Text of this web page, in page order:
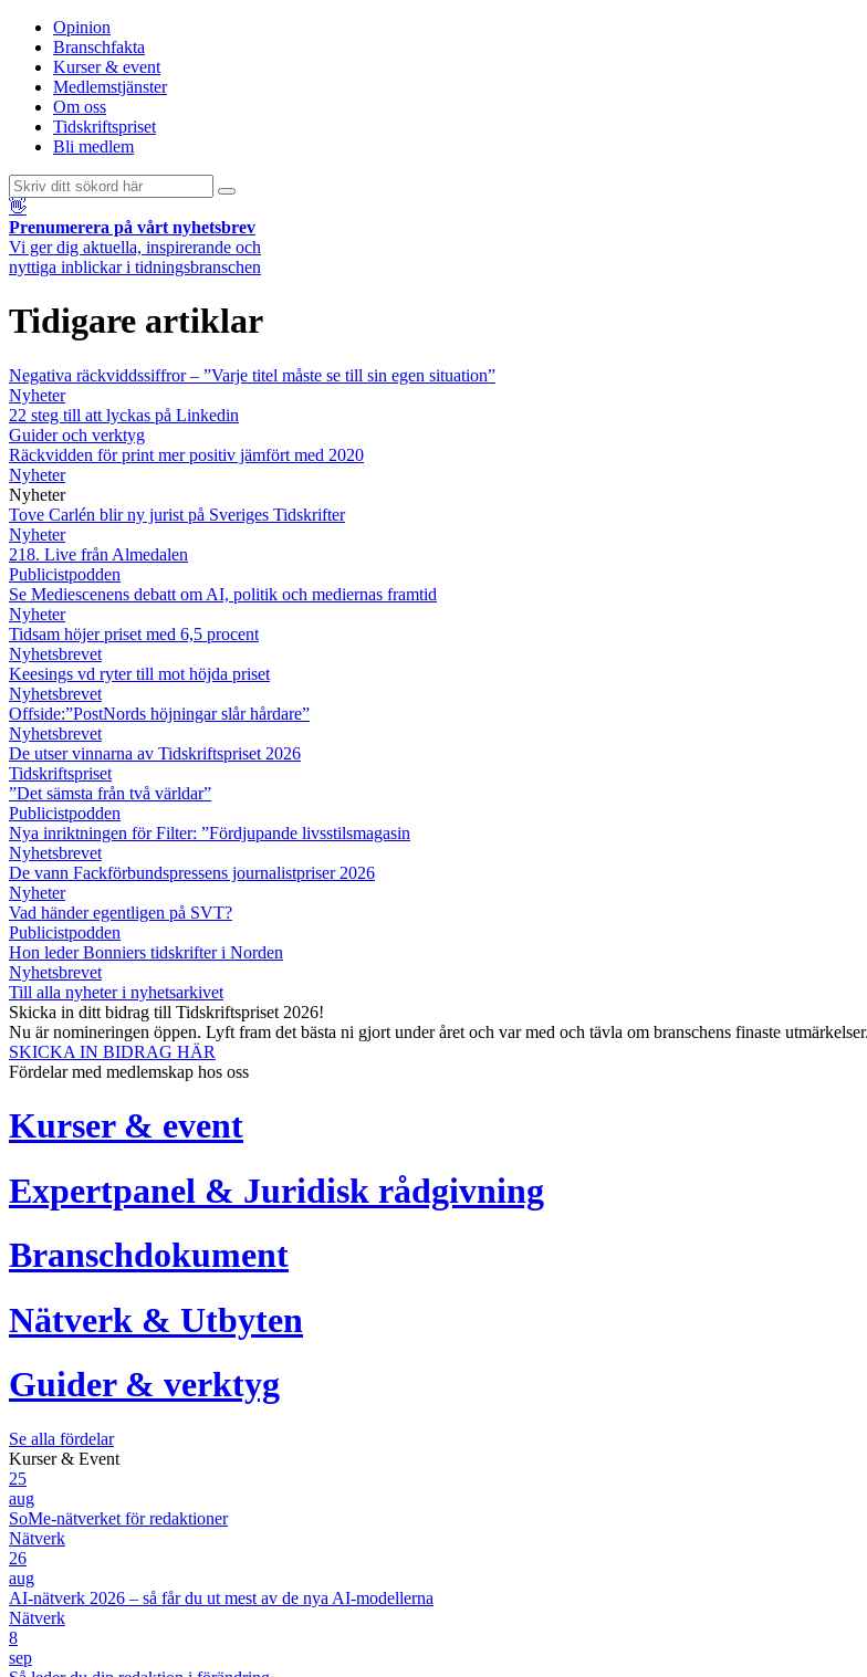
Opinion
Branschfakta
Kurser & event
Medlemstjänster
Om oss
Tidskriftspriset
Bli medlem
👋
Prenumerera på vårt nyhetsbrev
Vi ger dig aktuella, inspirerande och
nyttiga inblickar i tidningsbranschen
Tidigare artiklar
Negativa räckviddssiffror – ”Varje titel måste se till sin egen situation”
Nyheter
22 steg till att lyckas på Linkedin
Guider och verktyg
Räckvidden för print mer positiv jämfört med 2020
Nyheter
Nyheter
Tove Carlén blir ny jurist på Sveriges Tidskrifter
Nyheter
218. Live från Almedalen
Publicistpodden
Se Mediescenens debatt om AI, politik och mediernas framtid
Nyheter
Tidsam höjer priset med 6,5 procent
Nyhetsbrevet
Keesings vd ryter till mot höjda priset
Nyhetsbrevet
Offside:”PostNords höjningar slår hårdare”
Nyhetsbrevet
De utser vinnarna av Tidskriftspriset 2026
Tidskriftspriset
”Det sämsta från två världar”
Publicistpodden
Nya inriktningen för Filter: ”Fördjupande livsstilsmagasin
Nyhetsbrevet
De vann Fackförbundspressens journalistpriser 2026
Nyheter
Vad händer egentligen på SVT?
Publicistpodden
Hon leder Bonniers tidskrifter i Norden
Nyhetsbrevet
Till alla nyheter i nyhetsarkivet
Skicka in ditt bidrag till Tidskriftspriset 2026!
Nu är nomineringen öppen. Lyft fram det bästa ni gjort under året och var med och tävla om branschens finaste utmärkelser.
SKICKA IN BIDRAG HÄR
Fördelar med medlemskap hos oss
Kurser & event
Expertpanel & Juridisk rådgivning
Branschdokument
Nätverk & Utbyten
Guider & verktyg
Se alla fördelar
Kurser & Event
25
aug
SoMe-nätverket för redaktioner
Nätverk
26
aug
AI-nätverk 2026 – så får du ut mest av de nya AI-modellerna
Nätverk
8
sep